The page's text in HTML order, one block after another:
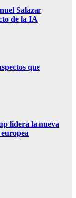
Salazar
de la IA
que
lidera la nueva